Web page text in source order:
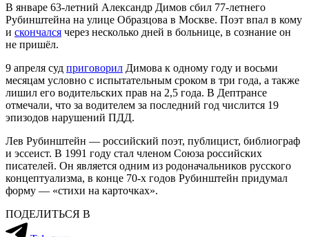
В январе 63-летний Александр Димов сбил 77-летнего
Рубинштейна на улице Образцова в Москве. Поэт впал в кому
и скончался через несколько дней в больнице, в сознание он
не пришёл.
9 апреля суд приговорил Димова к одному году и восьми
месяцам условно с испытательным сроком в три года, а также
лишил его водительских прав на 2,5 года. В Дептрансе
отмечали, что за водителем за последний год числится 19
эпизодов нарушений ПДД.
Лев Рубинштейн — российский поэт, публицист, библиограф
и эссеист. В 1991 году стал членом Союза российских
писателей. Он является одним из родоначальников русского
концептуализма, в конце 70-х годов Рубинштейн придумал
форму — «стихи на карточках».
ПОДЕЛИТЬСЯ В